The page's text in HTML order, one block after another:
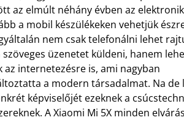
az elmúlt néhány évben az
a mobil készülékeken vehetjük
nem csak telefonálni lehet
szöveges üzenetet küldeni, hanem
az internetezésre is, ami nagyban
a modern társadalmat. Na de
képviselőjét ezeknek a
A Xiaomi Mi 5X minden